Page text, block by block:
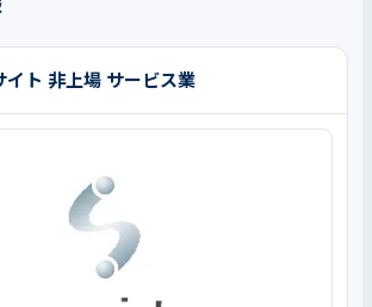
イト 非上場 サービス業